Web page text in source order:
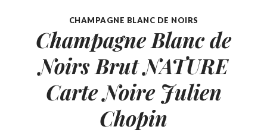
CHAMPAGNE BLANC DE NOIRS
Champagne Blanc de
Noirs Brut NATURE
Carte Noire Julien
Chopin